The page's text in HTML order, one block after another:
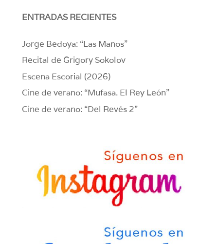
ENTRADAS RECIENTES
Jorge Bedoya: “Las Manos”
Recital de Grigory Sokolov
Escena Escorial (2026)
Cine de verano: “Mufasa. El Rey León”
Cine de verano: “Del Revés 2”